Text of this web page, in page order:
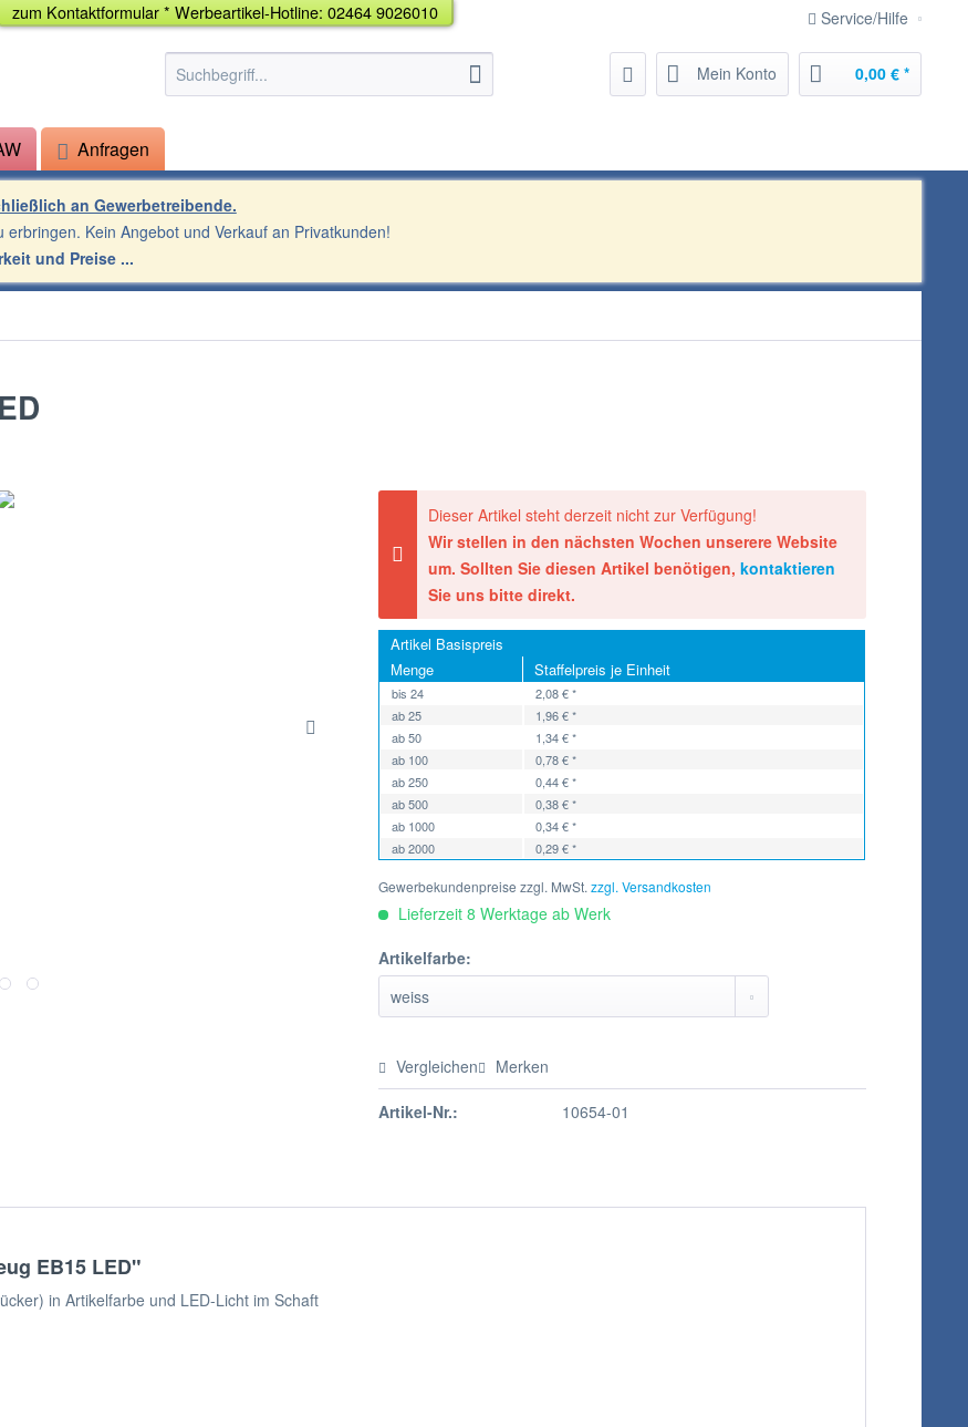
zumKontaktformular*Werbeartikel-Hotline: 02464 9026010 Service/Hilfe
Mein Konto 0,00 € *
Anfragen
an Gewerbetreibende.
Kein Angebot und Verkauf an Privatkunden!
und Preise
Dieser Artikel steht derzeit nicht zur Verfügung!
Wir stellen in den nächsten Wochen unserere Website
um. Sollten Sie diesen Artikel benötigen,kontaktieren
Sie uns bitte direkt.
Artikel Basispreis
Menge
Staffelpreis je Einheit
bis24
2,08 € *
ab25
1,96 € *
ab50
1,34 € *
ab 100
0,78 € *
ab250
0,44 € *
ab500
0,38 € *
ab 1000
0,34 € *
ab2000 0,29 € *
Gewerbekundenpreise zzgl. MwSt.zzgl. Versandkosten
Lieferzeit 8 Werktage ab Werk
Artikelfarbe:
Vergleichen Merken
Artikel-Nr.: 10654-01
EB15 LED"
in Artikelfarbe und LED-Licht im Schaft